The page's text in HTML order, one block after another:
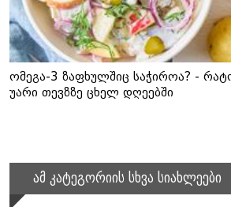
ომეგა-3 ზაფხულშიც საჭიროა? -
უარი თევზზე ცხელ დღეებში
ამ კატეგორიის სხვა სიახლეები